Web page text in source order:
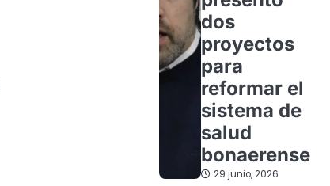
dos
proyectos
para
reformar el
sistema de
salud
bonaerense
29 junio, 2026